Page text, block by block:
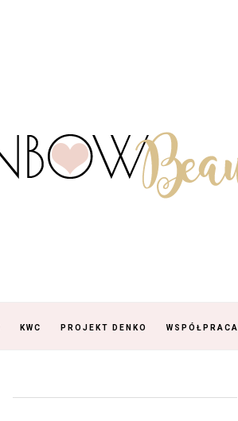
KWC PROJEKT DENKO WSPÓŁPRACA